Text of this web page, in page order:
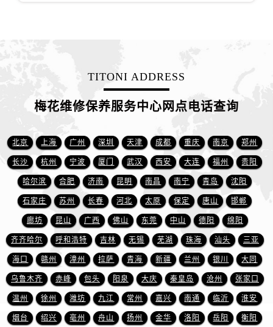
TITONI ADDRESS
梅花维修保养服务中心网点电话查询
北京 上海 广州 深圳 天津 成都 重庆 南京 郑州
长沙 杭州 宁波 厦门 武汉 西安 大连 福州 贵阳
哈尔滨 合肥 济南 昆明 南昌 南宁 青岛 沈阳
石家庄 苏州 长春 河北 太原 保定 唐山 邯郸
廊坊 昆山 广西 佛山 东莞 中山 德阳 绵阳
齐齐哈尔 呼和浩特 吉林 无锡 芜湖 珠海 汕头 三亚
海口 赣州 漳州 拉萨 青海 新疆 兰州 银川 大同
乌鲁木齐 赤峰 包头 阳泉 大庆 秦皇岛 沧州 张家口
温州 徐州 潍坊 九江 常州 嘉兴 南通 临沂 淮安
烟台 绍兴 亳州 舟山 扬州 金华 洛阳 岳阳 衡阳